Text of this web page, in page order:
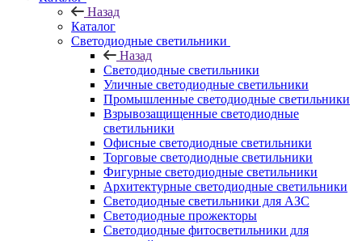
Назад
Каталог
Светодиодные светильники
Назад
Светодиодные светильники
Уличные светодиодные светильники
Промышленные светодиодные светильники
Взрывозащищенные светодиодные
светильники
Офисные светодиодные светильники
Торговые светодиодные светильники
Фигурные светодиодные светильники
Архитектурные светодиодные светильники
Светодиодные светильники для АЗС
Светодиодные прожекторы
Светодиодные фитосветильники для